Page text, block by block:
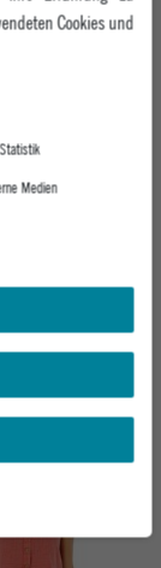
-17%
€
-17%
Cookies und
Statistik
Medien